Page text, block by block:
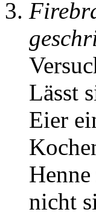
Lässt
Eier
nicht